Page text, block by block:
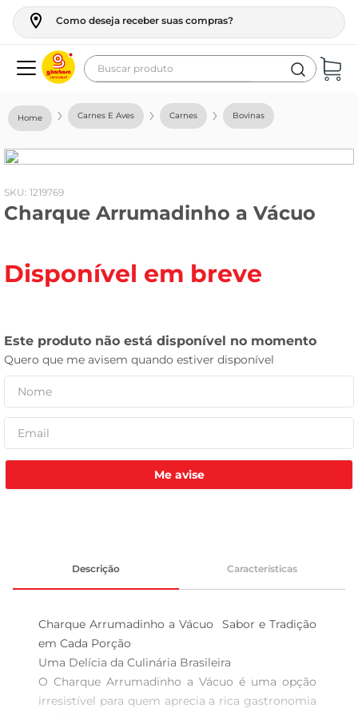
Como deseja receber suas compras?
Buscar produto
Carnes E Aves Carnes Bovinas
: 1219769
Charque Arrumadinho a Vácuo
Disponível em breve
Me avise
Descrição Características
Charque Arrumadinho a Vácuo  Sabor e Tradição
em Cada Porção
Uma Delícia da Culinária Brasileira
O Charque Arrumadinho a Vácuo é uma opção
irresistível para quem aprecia a rica gastronomia
geladeira
fogao
café
frango
tv